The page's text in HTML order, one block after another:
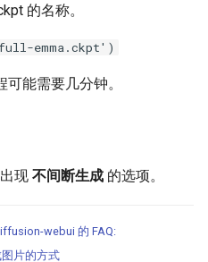
的名称。
emma.ckpt')
能需要几分钟。
现 不间断生成 的选项。
webui 的 FAQ:
片的方式